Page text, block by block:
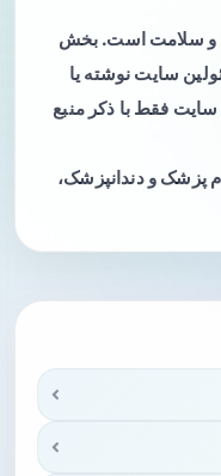
و سلامت است. بخش
سایت نوشته یا
سایت فقط با ذکر منبع
پزشک و دندانپزشک،